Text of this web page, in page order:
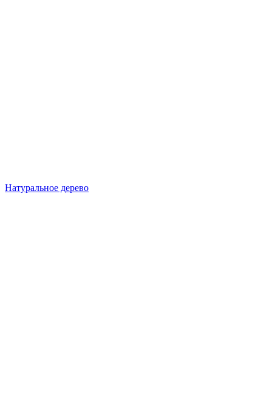
Натуральное дерево